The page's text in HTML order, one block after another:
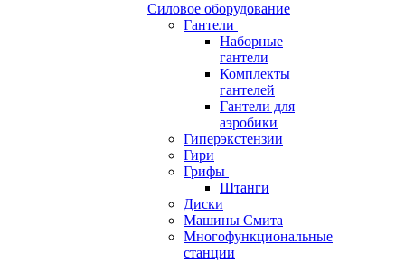
Силовое оборудование
Гантели
Наборные
гантели
Комплекты
гантелей
Гантели для
аэробики
Гиперэкстензии
Гири
Грифы
Штанги
Диски
Машины Смита
Многофункциональные
станции